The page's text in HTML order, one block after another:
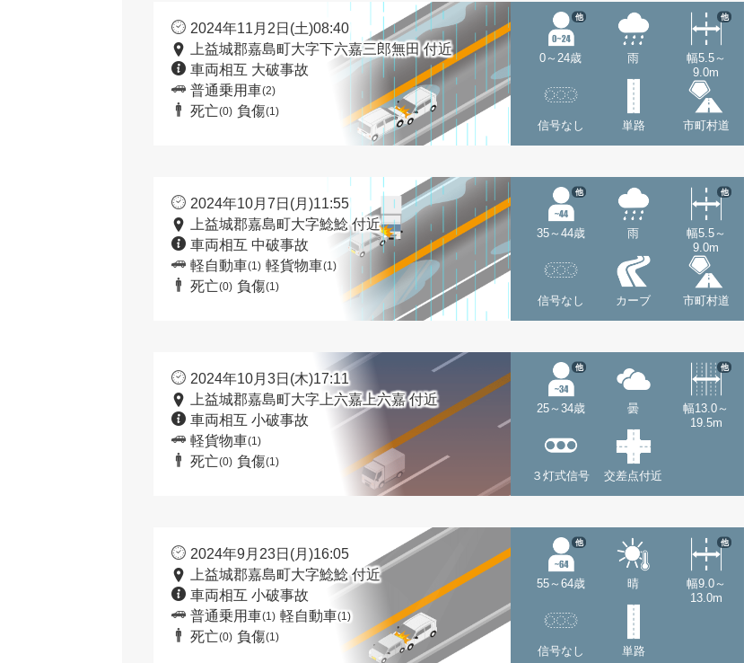
2024年11月2日(土)08:40
上益城郡嘉島町大字下六嘉三郎無田 付近
車両相互 大破事故
普通乗用車(2)
死亡(0) 負傷(1)
0～24歳
他
雨
幅5.5～
9.0m
他
信号なし 単路 市町村道
2024年10月7日(月)11:55
上益城郡嘉島町大字鯰鯰 付近
車両相互 中破事故
軽自動車(1) 軽貨物車(1)
死亡(0) 負傷(1)
35～44歳
他
雨
幅5.5～
9.0m
他
信号なし カーブ 市町村道
2024年10月3日(木)17:11
上益城郡嘉島町大字上六嘉上六嘉 付近
車両相互 小破事故
軽貨物車(1)
死亡(0) 負傷(1)
25～34歳
他
曇
幅13.0～
19.5m
他
３灯式信号 交差点付近
2024年9月23日(月)16:05
上益城郡嘉島町大字鯰鯰 付近
車両相互 小破事故
普通乗用車(1) 軽自動車(1)
死亡(0) 負傷(1)
55～64歳
他
晴
幅9.0～
13.0m
他
信号なし 単路